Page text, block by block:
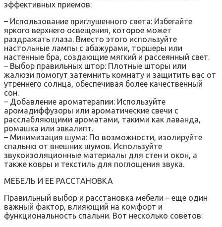
эффективных приемов:
– Использование приглушенного света: Избегайте
яркого верхнего освещения, которое может
раздражать глаза. Вместо этого используйте
настольные лампы с абажурами, торшеры или
настенные бра, создающие мягкий и рассеянный свет.
– Выбор правильных штор: Плотные шторы или
жалюзи помогут затемнить комнату и защитить вас от
утреннего солнца, обеспечивая более качественный
сон.
– Добавление ароматерапии: Используйте
аромадиффузоры или ароматические свечи с
расслабляющими ароматами, такими как лаванда,
ромашка или эвкалипт.
– Минимизация шума: По возможности, изолируйте
спальню от внешних шумов. Используйте
звукоизоляционные материалы для стен и окон, а
также ковры и текстиль для поглощения звука.
МЕБЕЛЬ И ЕЕ РАССТАНОВКА
Правильный выбор и расстановка мебели – еще один
важный фактор, влияющий на комфорт и
функциональность спальни. Вот несколько советов: